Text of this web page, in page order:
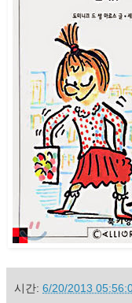
시간: 6/20/2013